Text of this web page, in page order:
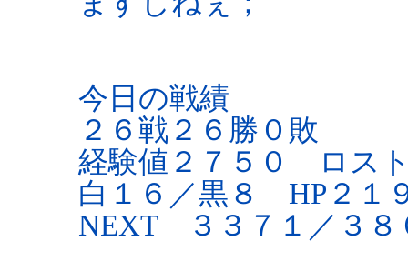
今日の戦績
２６戦２６勝０敗
経験値２７５０ ロス
白１６／黒８ HP２１
NEXT ３３７１／３８